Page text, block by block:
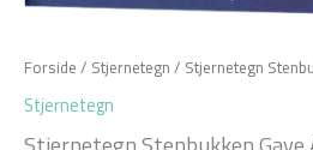
Forside / Stjernetegn / Stjernetegn
Stjernetegn